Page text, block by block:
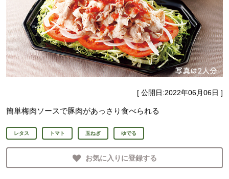
[ 公開日:2022年06月06日 ]
簡単梅肉ソースで豚肉があっさり食べられる
レタス トマト 玉ねぎ ゆでる
お気に入りに登録する